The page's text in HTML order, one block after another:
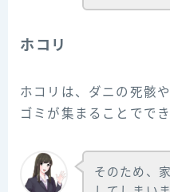
ホコリ
ホコリは、ダニの死骸
ゴミが集まることででき
そのため、